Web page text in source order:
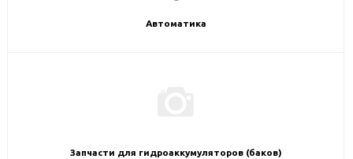
Автоматика
Запчасти для гидроаккумуляторов (баков)